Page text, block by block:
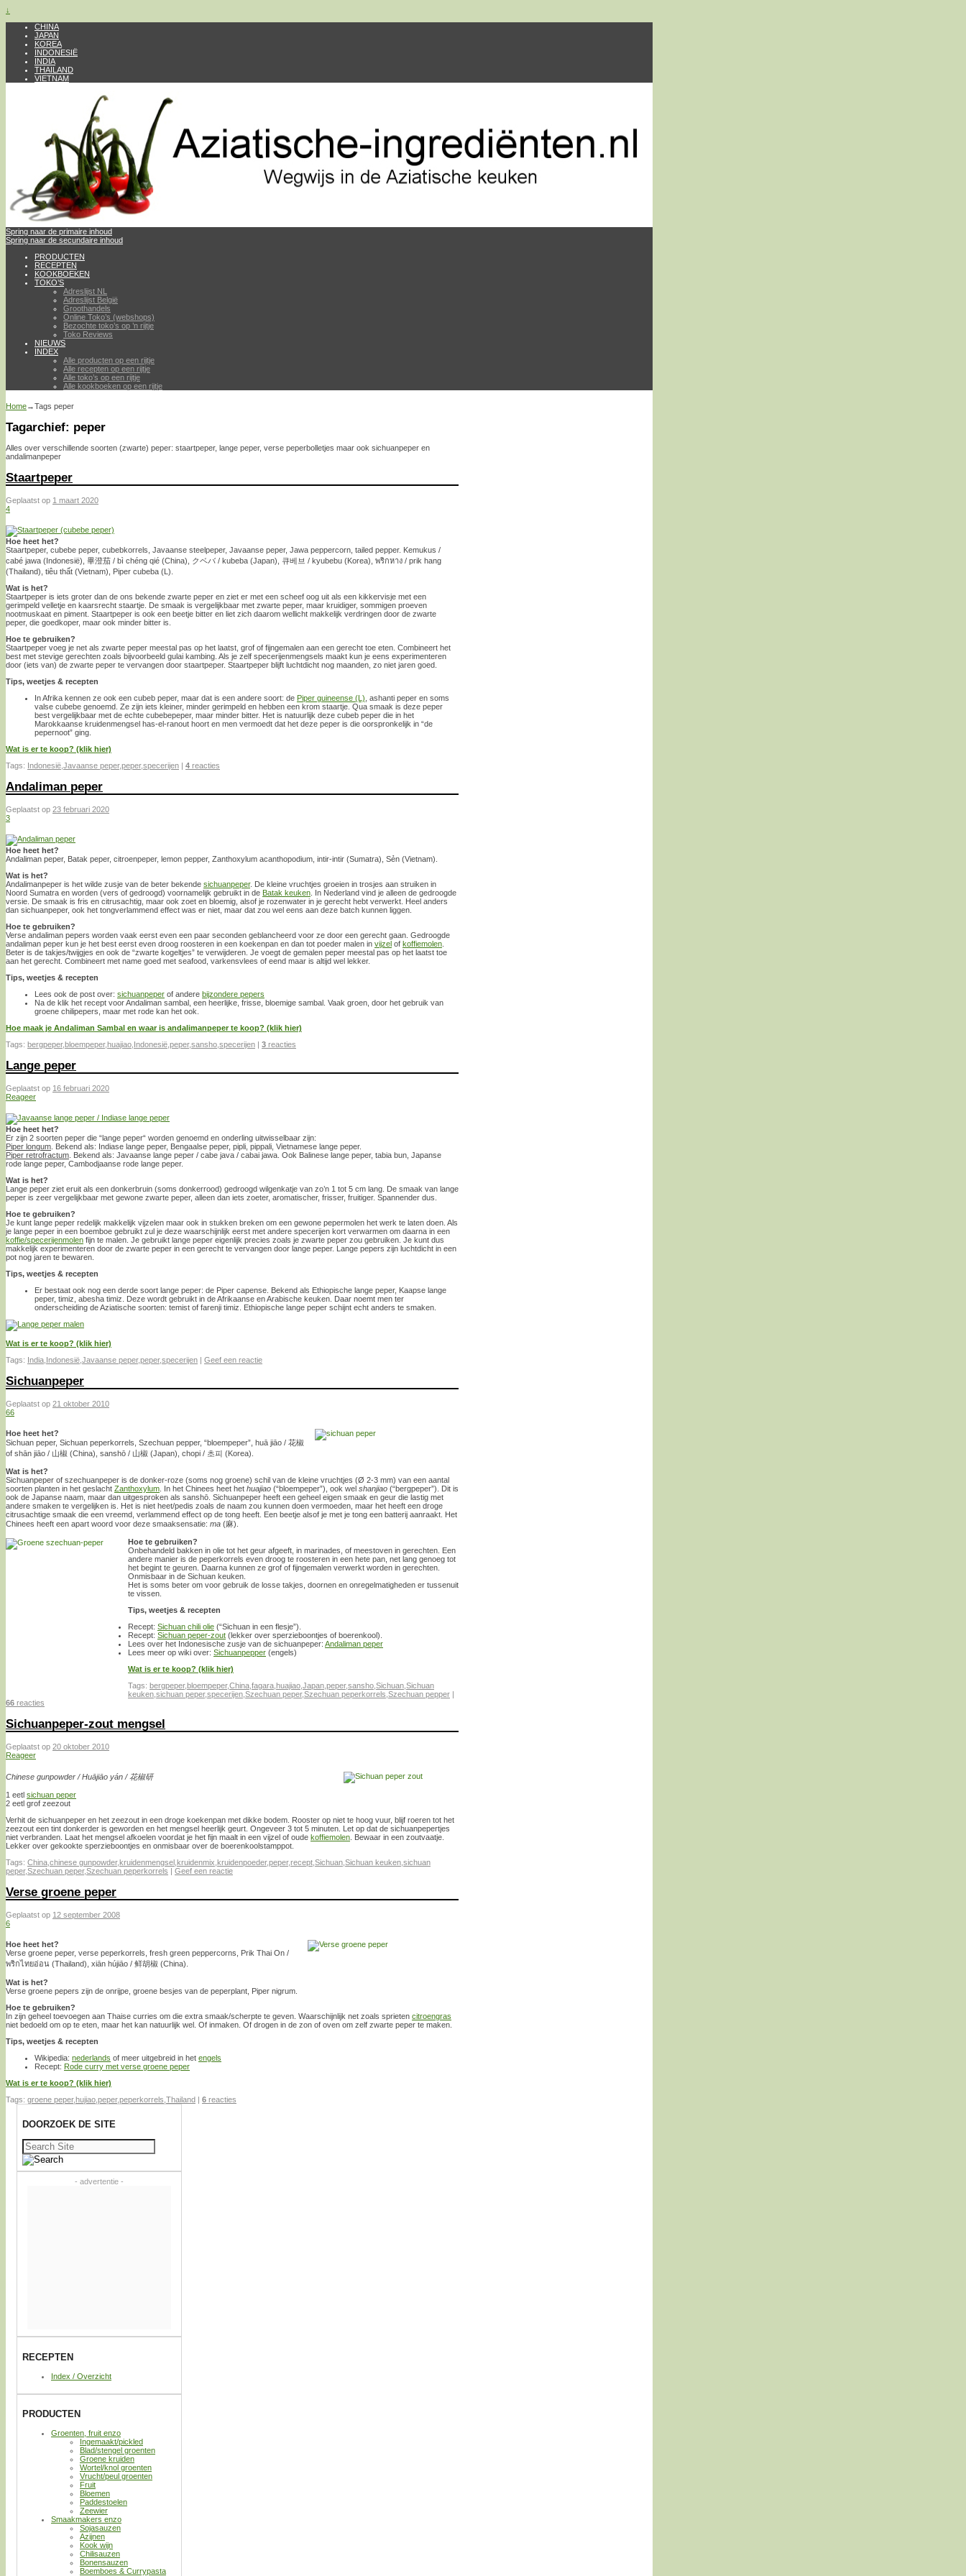
↓
CHINA
JAPAN
KOREA
INDONESIË
INDIA
THAILAND
VIETNAM
Spring naar de primaire inhoud
Spring naar de secundaire inhoud
PRODUCTEN
RECEPTEN
KOOKBOEKEN
TOKO’S
Adreslijst NL
Adreslijst België
Groothandels
Online Toko’s (webshops)
Bezochte toko’s op ’n rijtje
Toko Reviews
NIEUWS
INDEX
Alle producten op een rijtje
Alle recepten op een rijtje
Alle toko’s op een rijtje
Alle kookboeken op een rijtje
Home→Tags peper
Tagarchief: peper
Alles over verschillende soorten (zwarte) peper: staartpeper, lange peper, verse peperbolletjes maar ook sichuanpeper en
andalimanpeper
Staartpeper
Geplaatst op 1 maart 2020
4
Hoe heet het?
Staartpeper, cubebe peper, cubebkorrels, Javaanse steelpeper, Javaanse peper, Jawa peppercorn, tailed pepper. Kemukus /
cabé jawa (Indonesië), 畢澄茄 / bì chéng qié (China), クベバ / kubeba (Japan), 큐베브 / kyubebu (Korea), พริกหาง / prik hang
(Thailand), tiêu thất (Vietnam), Piper cubeba (L).
Wat is het?
Staartpeper is iets groter dan de ons bekende zwarte peper en ziet er met een scheef oog uit als een kikkervisje met een
gerimpeld velletje en kaarsrecht staartje. De smaak is vergelijkbaar met zwarte peper, maar kruidiger, sommigen proeven
nootmuskaat en piment. Staartpeper is ook een beetje bitter en liet zich daarom wellicht makkelijk verdringen door de zwarte
peper, die goedkoper, maar ook minder bitter is.
Hoe te gebruiken?
Staartpeper voeg je net als zwarte peper meestal pas op het laatst, grof of fijngemalen aan een gerecht toe eten. Combineert het
best met stevige gerechten zoals bijvoorbeeld gulai kambing. Als je zelf specerijenmengsels maakt kun je eens experimenteren
door (iets van) de zwarte peper te vervangen door staartpeper. Staartpeper blijft luchtdicht nog maanden, zo niet jaren goed.
Tips, weetjes & recepten
In Afrika kennen ze ook een cubeb peper, maar dat is een andere soort: de Piper guineense (L) , ashanti peper en soms
valse cubebe genoemd. Ze zijn iets kleiner, minder gerimpeld en hebben een krom staartje. Qua smaak is deze peper
best vergelijkbaar met de echte cubebepeper, maar minder bitter. Het is natuurlijk deze cubeb peper die in het
Marokkaanse kruidenmengsel has-el-ranout hoort en men vermoedt dat het deze peper is die oorspronkelijk in “de
pepernoot” ging.
Wat is er te koop? (klik hier)
Tags: Indonesië Javaanse peper,peper,specerijen 4 reacties
Andaliman peper
Geplaatst op 23 februari 2020
3
Hoe heet het?
Andaliman peper, Batak peper, citroenpeper, lemon pepper, Zanthoxylum acanthopodium, intir-intir (Sumatra), Sẻn (Vietnam).
Wat is het?
Andalimanpeper is het wilde zusje van de beter bekende sichuanpeper. De kleine vruchtjes groeien in trosjes aan struiken in
Noord Sumatra en worden (vers of gedroogd) voornamelijk gebruikt in de Batak keuken . In Nederland vind je alleen de gedroogde
versie. De smaak is fris en citrusachtig, maar ook zoet en bloemig, alsof je rozenwater in je gerecht hebt verwerkt. Heel anders
dan sichuanpeper, ook het tongverlammend effect was er niet, maar dat zou wel eens aan deze batch kunnen liggen.
Hoe te gebruiken?
Verse andaliman pepers worden vaak eerst even een paar seconden geblancheerd voor ze door een gerecht gaan. Gedroogde
andaliman peper kun je het best eerst even droog roosteren in een koekenpan en dan tot poeder malen in vijzel of koffiemolen
Beter is de takjes/twijgjes en ook de “zwarte kogeltjes” te verwijderen. Je voegt de gemalen peper meestal pas op het laatst toe
aan het gerecht. Combineert met name goed met seafood, varkensvlees of eend maar is altijd wel lekker.
Tips, weetjes & recepten
Lees ook de post over: sichuanpeper of andere bijzondere pepers
Na de klik het recept voor Andaliman sambal, een heerlijke, frisse, bloemige sambal. Vaak groen, door het gebruik van
groene chilipepers, maar met rode kan het ook.
Hoe maak je Andaliman Sambal en waar is andalimanpeper te koop? (klik hier)
Tags: bergpeper, bloempeper, huajiao Indonesië peper,sansho specerijen 3 reacties
Lange peper
Geplaatst op 16 februari 2020
Reageer
Hoe heet het?
Er zijn 2 soorten peper die “lange peper“ worden genoemd en onderling uitwisselbaar zijn:
Piper longum . Bekend als: Indiase lange peper, Bengaalse peper, pipli, pippali, Vietnamese lange peper.
Piper retrofractum . Bekend als: Javaanse lange peper / cabe java / cabai jawa. Ook Balinese lange peper, tabia bun, Japanse
rode lange peper, Cambodjaanse rode lange peper.
Wat is het?
Lange peper ziet eruit als een donkerbruin (soms donkerrood) gedroogd wilgenkatje van zo’n 1 tot 5 cm lang. De smaak van lange
peper is zeer vergelijkbaar met gewone zwarte peper, alleen dan iets zoeter, aromatischer, frisser, fruitiger. Spannender dus.
Hoe te gebruiken?
Je kunt lange peper redelijk makkelijk vijzelen maar ook in stukken breken om een gewone pepermolen het werk te laten doen. Als
je lange peper in een boemboe gebruikt zul je deze waarschijnlijk eerst met andere specerijen kort verwarmen om daarna in een
koffie/specerijenmolen fijn te malen. Je gebruikt lange peper eigenlijk precies zoals je zwarte peper zou gebruiken. Je kunt dus
makkelijk experimenteren door de zwarte peper in een gerecht te vervangen door lange peper. Lange pepers zijn luchtdicht in een
pot nog jaren te bewaren.
Tips, weetjes & recepten
Er bestaat ook nog een derde soort lange peper: de Piper capense. Bekend als Ethiopische lange peper, Kaapse lange
peper, timiz, abesha timiz. Deze wordt gebruikt in de Afrikaanse en Arabische keuken. Daar noemt men ter
onderscheiding de Aziatische soorten: temist of farenji timiz. Ethiopische lange peper schijnt echt anders te smaken.
Wat is er te koop? (klik hier)
Tags: India Indonesië Javaanse peper,peper,specerijen Geef een reactie
Sichuanpeper
Geplaatst op 21 oktober 2010
66
Hoe heet het?
Sichuan peper, Sichuan peperkorrels, Szechuan pepper, “bloempeper”, huā jiāo / 花椒
of shān jiāo / 山椒 (China), sanshō / 山椒 (Japan), chopi / 초피 (Korea).
Wat is het?
Sichuanpeper of szechuanpeper is de donker-roze (soms nog groene) schil van de kleine vruchtjes (Ø 2-3 mm) van een aantal
soorten planten in het geslacht Zanthoxylum . In het Chinees heet het huajiao (“bloempeper”), ook wel shanjiao (“bergpeper”). Dit is
ook de Japanse naam, maar dan uitgesproken als sanshō. Sichuanpeper heeft een geheel eigen smaak en geur die lastig met
andere smaken te vergelijken is. Het is niet heet/pedis zoals de naam zou kunnen doen vermoeden, maar het heeft een droge
citrusachtige smaak die een vreemd, verlammend effect op de tong heeft. Een beetje alsof je met je tong een batterij aanraakt. Het
Chinees heeft een apart woord voor deze smaaksensatie: ma (麻).
Hoe te gebruiken?
Onbehandeld bakken in olie tot het geur afgeeft, in marinades, of meestoven in gerechten. Een
andere manier is de peperkorrels even droog te roosteren in een hete pan, net lang genoeg tot
het begint te geuren. Daarna kunnen ze grof of fijngemalen verwerkt worden in gerechten.
Onmisbaar in de Sichuan keuken.
Het is soms beter om voor gebruik de losse takjes, doornen en onregelmatigheden er tussenuit
te vissen.
Tips, weetjes & recepten
Recept: Sichuan chili olie (“Sichuan in een flesje”).
Recept: Sichuan peper-zout (lekker over sperzieboontjes of boerenkool).
Lees over het Indonesische zusje van de sichuanpeper: Andaliman peper
Lees meer op wiki over: Sichuanpepper (engels)
Wat is er te koop? (klik hier)
Tags: bergpeper, bloempeper,China fagara huajiao Japan peper,sansho Sichuan Sichuan
keuken sichuan peper,specerijen Szechuan peper,Szechuan peperkorrels Szechuan pepper
66 reacties
Sichuanpeper-zout mengsel
Geplaatst op 20 oktober 2010
Reageer
Chinese gunpowder / Huājiāo yán / 花椒研
1 eetl sichuan peper
2 eetl grof zeezout
Verhit de sichuanpeper en het zeezout in een droge koekenpan met dikke bodem. Rooster op niet te hoog vuur, blijf roeren tot het
zeezout een tint donkerder is geworden en het mengsel heerlijk geurt. Ongeveer 3 tot 5 minuten. Let op dat de sichuanpepertjes
niet verbranden. Laat het mengsel afkoelen voordat je het fijn maalt in een vijzel of oude koffiemolen . Bewaar in een zoutvaatje.
Lekker over gekookte sperzieboontjes en onmisbaar over de boerenkoolstamppot.
Tags: China chinese gunpowder, kruidenmengsel kruidenmix kruidenpoeder,peper,recept Sichuan Sichuan keuken sichuan
peper,Szechuan peper,Szechuan peperkorrels Geef een reactie
Verse groene peper
Geplaatst op 12 september 2008
6
Hoe heet het?
Verse groene peper, verse peperkorrels, fresh green peppercorns, Prik Thai On /
พริกไทยอ่อน (Thailand), xiān hújiāo / 鲜胡椒 (China).
Wat is het?
Verse groene pepers zijn de onrijpe, groene besjes van de peperplant, Piper nigrum.
Hoe te gebruiken?
In zijn geheel toevoegen aan Thaise curries om die extra smaak/scherpte te geven. Waarschijnlijk net zoals sprieten citroengras
niet bedoeld om op te eten, maar het kan natuurlijk wel. Of inmaken. Of drogen in de zon of oven om zelf zwarte peper te maken.
Tips, weetjes & recepten
Wikipedia: nederlands of meer uitgebreid in het engels
Recept: Rode curry met verse groene peper
Wat is er te koop? (klik hier)
Tags: groene peper,hujiao peper,peperkorrels Thailand | 6 reacties
DOORZOEK DE SITE
Zoeken
naar:
- advertentie -
RECEPTEN
Index / Overzicht
PRODUCTEN
Groenten, fruit enzo
Ingemaakt/pickled
Blad/stengel groenten
Groene kruiden
Wortel/knol groenten
Vrucht/peul groenten
Fruit
Bloemen
Paddestoelen
Zeewier
Smaakmakers enzo
Sojasauzen
Azijnen
Kook wijn
Chilisauzen
Bonensauzen
Boemboes & Currypasta